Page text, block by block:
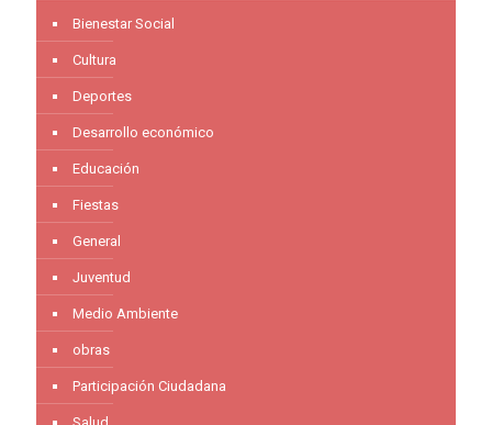
Bienestar Social
Cultura
Deportes
Desarrollo económico
Educación
Fiestas
General
Juventud
Medio Ambiente
obras
Participación Ciudadana